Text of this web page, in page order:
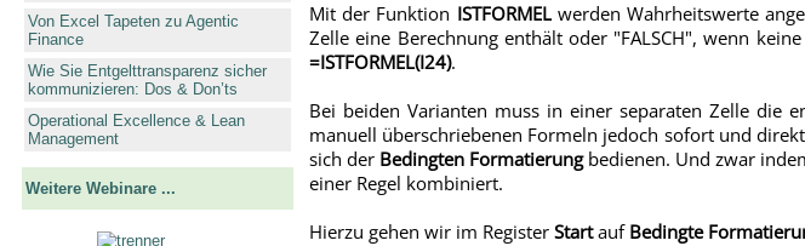
Von Excel Tapeten zu Agentic
Finance
Wie Sie Entgelttransparenz sicher
kommunizieren: Dos & Don’ts
Operational Excellence & Lean
Management
Weitere Webinare ...
Mit der Funktion ISTFORMELwerden Wahrheitswerte
Zelle eine Berechnung enthält oder "FALSCH", wenn
=ISTFORMEL(I24).
Bei beiden Varianten muss in einer separaten Zelle die
manuell überschriebenen Formeln jedoch sofort und
sich der Bedingten Formatierungbedienen. Und zwar
einer Regel kombiniert.
Hierzu gehen wir im RegisterStartauf Bedingte